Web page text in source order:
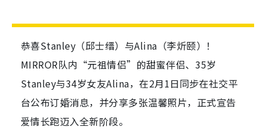
恭喜Stanley（邱士缙）与Alina（李炘颐）！
MIRROR队内“元祖情侣”的甜蜜伴侣、35岁
Stanley与34岁女友Alina，在2月1日同步在社交平
台公布订婚消息，并分享多张温馨照片，正式宣告
爱情长跑迈入全新阶段。